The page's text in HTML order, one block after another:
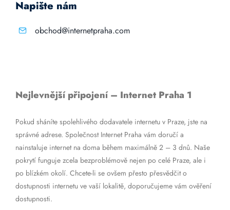
Napište nám
obchod@internetpraha.com
Nejlevnější připojení – Internet Praha 1
Pokud sháníte spolehlivého dodavatele internetu v Praze, jste na
správné adrese. Společnost Internet Praha vám doručí a
nainstaluje internet na doma během maximálně 2 – 3 dnů. Naše
pokrytí funguje zcela bezproblémově nejen po celé Praze, ale i
po blízkém okolí. Chcete-li se ovšem přesto přesvědčit o
dostupnosti internetu ve vaší lokalitě, doporučujeme vám ověření
dostupnosti.